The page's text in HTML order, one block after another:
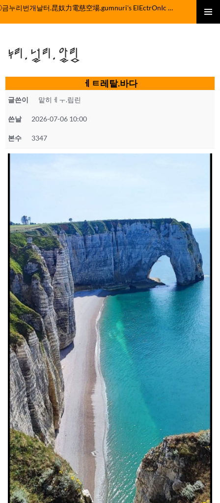
컨
뛰
기
ⓒ금누리번개날터.昆奴力電慈空場.gumnuri's ElEctrOnIc fActOrY
누리.널리.알림
ㅔㅌ레탙.바다
글쓴이 맡히ㅔㅜ.립린
쓴날 2026-07-06 10:00
본수 3347